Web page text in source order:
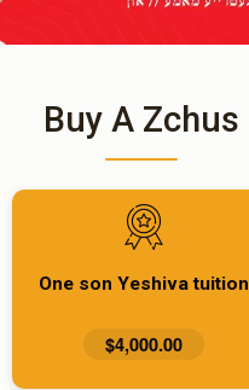
Buy A Zchus
One son Yeshiva tuition
$4,000.00